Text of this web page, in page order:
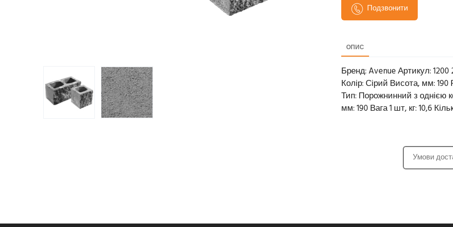
Подзвонити
ОПИС
Бренд: Avenue Артикул: 1200
Колір: Сірий Висота, мм: 190
Тип: Порожнинний з однією
мм: 190 Вага 1 шт, кг: 10,6
Умови